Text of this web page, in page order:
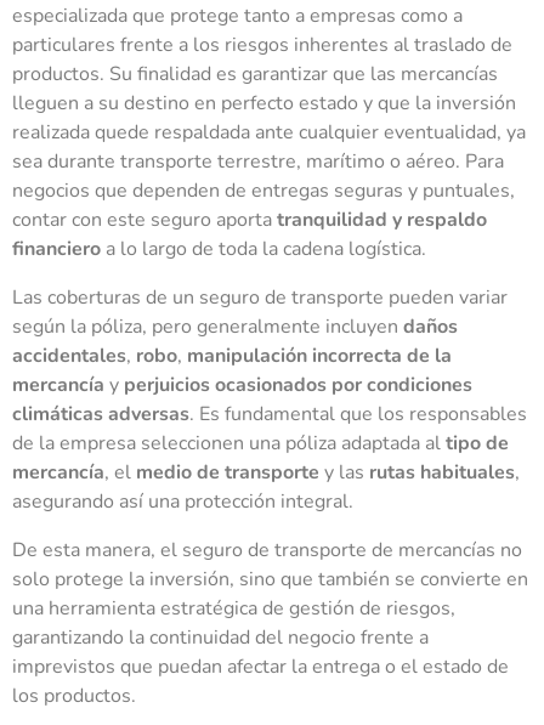
especializada que protege tanto a empresas como a
particulares frente a los riesgos inherentes al traslado de
productos. Su finalidad es garantizar que las mercancías
lleguen a su destino en perfecto estado y que la inversión
realizada quede respaldada ante cualquier eventualidad, ya
sea durante transporte terrestre, marítimo o aéreo. Para
negocios que dependen de entregas seguras y puntuales,
contar con este seguro aportatranquilidad y respaldo
financiero a lo largo de toda la cadena logística.
Las coberturas de un seguro de transporte pueden variar
según la póliza, pero generalmente incluyen daños
accidentales, robo, manipulación incorrecta de la
mercancía y perjuicios ocasionados por condiciones
climáticas adversas. Es fundamental que los responsables
de la empresa seleccionen una póliza adaptada altipo de
mercancía, el medio de transporte y las rutas habituales,
asegurando así una protección integral.
De esta manera, el seguro de transporte de mercancías no
solo protege la inversión, sino que también se convierte en
una herramienta estratégica de gestión de riesgos,
garantizando la continuidad del negocio frente a
imprevistos que puedan afectar la entrega o el estado de
los productos.